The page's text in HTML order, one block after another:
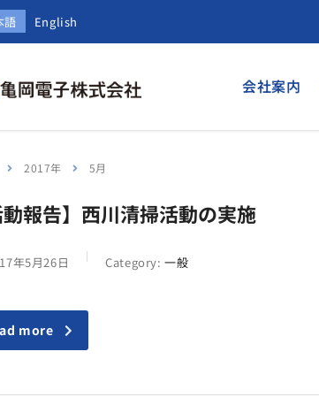
語 English
会社案内
2017年 5月
動報告】西川清掃活動の実施
年5月26日 Category:一般
more